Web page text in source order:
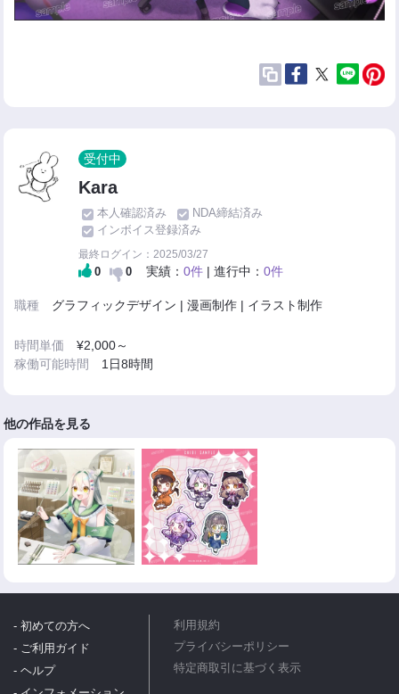
受付中
Kara
本人確認済み
NDA締結済み
インボイス登録済み
最終ログイン：2025/03/27
0 0 実績：0件 | 進行中：0件
職種 グラフィックデザイン | 漫画制作 | イラスト制作
時間単価¥2,000～
稼働可能時間 1日8時間
他の作品を見る
- 初めての方へ
- ご利用ガイド
- ヘルプ
利用規約
プライバシーポリシー
特定商取引に基づく表示